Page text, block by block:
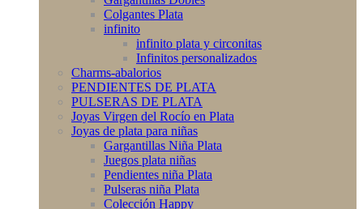
Colgantes Plata
infinito
infinito plata y circonitas
Infinitos personalizados
Charms-abalorios
PENDIENTES DE PLATA
PULSERAS DE PLATA
Joyas Virgen del Rocío en Plata
Joyas de plata para niñas
Gargantillas Niña Plata
Juegos plata niñas
Pendientes niña Plata
Pulseras niña Plata
Colección Happy